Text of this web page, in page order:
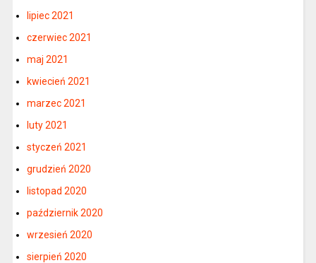
lipiec 2021
czerwiec 2021
maj 2021
kwiecień 2021
marzec 2021
luty 2021
styczeń 2021
grudzień 2020
listopad 2020
październik 2020
wrzesień 2020
sierpień 2020